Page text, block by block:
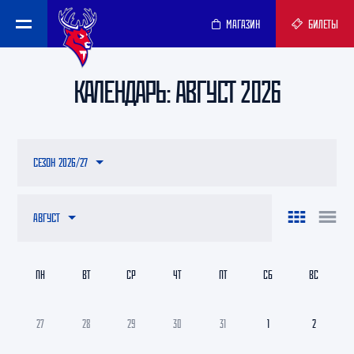
МАГАЗИН БИЛЕТЫ
КАЛЕНДАРЬ: АВГУСТ 2026
АВГУСТ
СЕЗОН 2026/27
27 28 29 30 31 1 2
ПН ВТ СР ЧТ ПТ СБ ВС